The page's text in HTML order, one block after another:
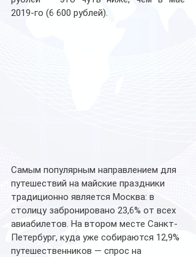
2019-го (6 600 рублей).
Самым популярным направлением для
путешествий на майские праздники
традиционно является Москва: в
столицу забронировано 23,6% от всех
авиабилетов. На втором месте Санкт-
Петербург, куда уже собираются 12,9%
путешественников — спрос на